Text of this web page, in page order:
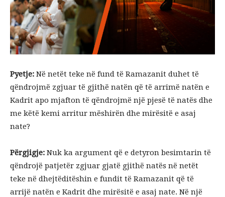
Pyetje: Në netët teke në fund të Ramazanit duhet të
qëndrojmë zgjuar të gjithë natën që të arrimë natën e
Kadrit apo mjafton të qëndrojmë një pjesë të natës dhe
me këtë kemi arritur mëshirën dhe mirësitë e asaj
nate?
Përgjigje: Nuk ka argument që e detyron besimtarin të
qëndrojë patjetër zgjuar gjatë gjithë natës në netët
teke në dhejtëditëshin e fundit të Ramazanit që të
arrijë natën e Kadrit dhe mirësitë e asaj nate. Në një